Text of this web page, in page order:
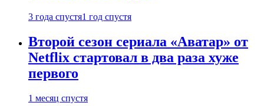
3 года спустя1 год спустя
Второй сезон сериала «Аватар» от
Netflix стартовал в два раза хуже
первого
1 месяц спустя